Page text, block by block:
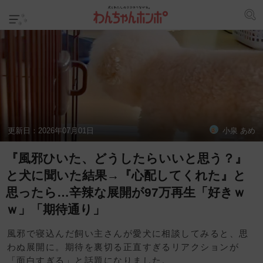
更新日： 2026年07月01日 小泉 あめ
『風邪ひいた、どうしたらいいと思う？』
と犬に聞いた結果→『心配してくれた』と
思ったら…辛辣な展開が97万再生「好きｗ
ｗ」「期待通り」
風邪で寝込んだ飼い主さんが愛犬に相談してみると、思
わぬ展開に。期待を裏切る正直すぎるリアクションが
「面白すぎる」と話題になりました。